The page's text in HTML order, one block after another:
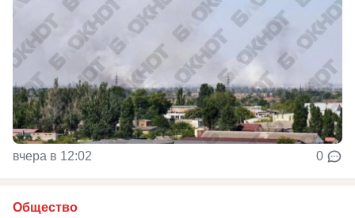
вчера в 12:02 0
Общество